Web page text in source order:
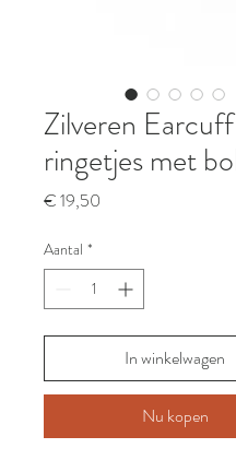
Zilveren
ringetjes met
€ 19,50
Aantal *
In winkelwagen
Nu kopen